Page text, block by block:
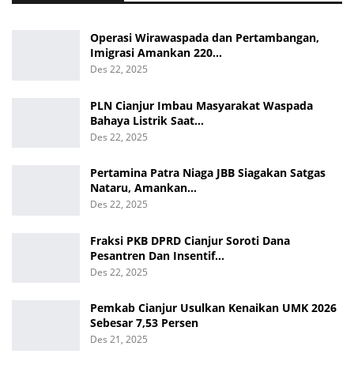
Operasi Wirawaspada dan Pertambangan,
Imigrasi Amankan 220…
Des 22, 2025
PLN Cianjur Imbau Masyarakat Waspada
Bahaya Listrik Saat…
Des 22, 2025
Pertamina Patra Niaga JBB Siagakan Satgas
Nataru, Amankan…
Des 22, 2025
Fraksi PKB DPRD Cianjur Soroti Dana
Pesantren Dan Insentif…
Des 22, 2025
Pemkab Cianjur Usulkan Kenaikan UMK 2026
Sebesar 7,53 Persen
Des 21, 2025